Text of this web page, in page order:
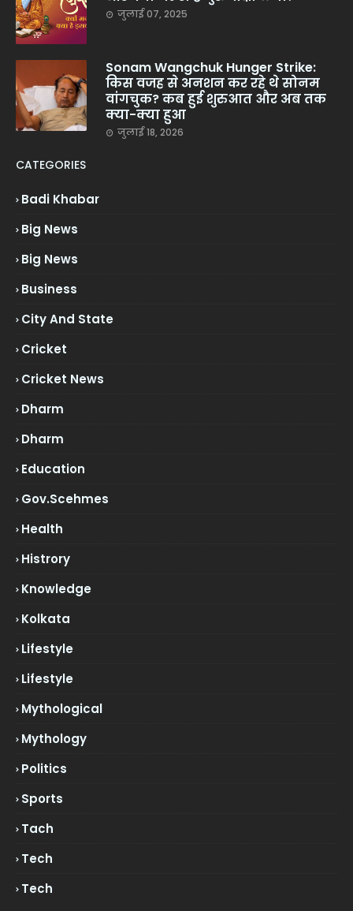
जुलाई 07, 2025
Sonam Wangchuk Hunger Strike:
किस वजह से अनशन कर रहे थे सोनम
वांगचुक? कब हुई शुरुआत और अब तक
क्या-क्या हुआ
जुलाई 18, 2026
CATEGORIES
Badi Khabar
Big News
Big News
Business
City And State
Cricket
Cricket News
Dharm
Dharm
Education
Gov.scehmes
Health
Histrory
Knowledge
Kolkata
Lifestyle
Lifestyle
Mythological
Mythology
Politics
Sports
Tach
Tech
Tech